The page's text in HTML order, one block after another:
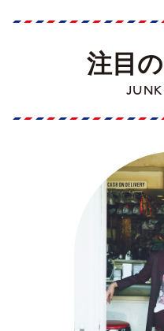
注目